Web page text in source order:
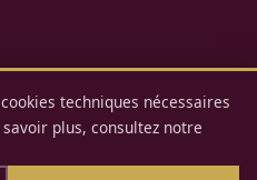
techniques nécessaires
plus, consultez notre